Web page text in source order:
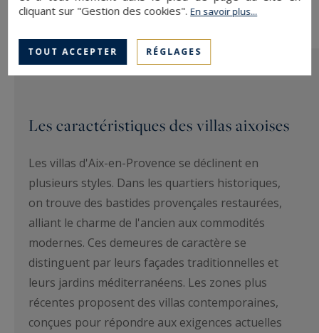
Les caractéristiques des villas aixoises
Les villas d'Aix-en-Provence se déclinent en
plusieurs styles. Dans les quartiers historiques,
on trouve des bastides provençales restaurées,
alliant le charme de l'ancien aux commodités
modernes. Ces demeures de caractère se
distinguent par leurs façades traditionnelles et
leurs jardins méditerranéens. Les zones plus
récentes proposent des villas contemporaines,
conçues pour répondre aux exigences actuelles
cliquant sur "Gestion des cookies".En savoir plus...
TOUT ACCEPTER RÉGLAGES